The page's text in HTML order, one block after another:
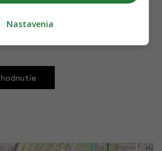
Nastavenia